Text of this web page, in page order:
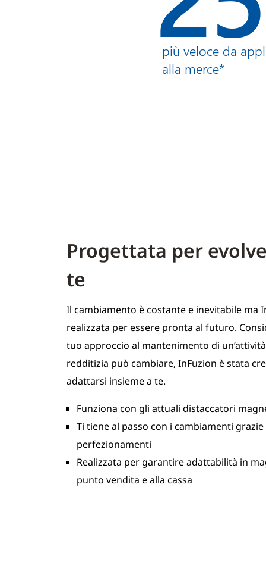
più veloce da
alla merce*
Progettata per
te
Il cambiamento è costante e inevitabile ma
realizzata per essere pronta al futuro.
tuo approccio al mantenimento di
redditizia può cambiare, InFuzion è stata
adattarsi insieme a te.
Funziona con gli attuali distaccatori
Ti tiene al passo con i cambiamenti
perfezionamenti
Realizzata per garantire adattabilità in
punto vendita e alla cassa